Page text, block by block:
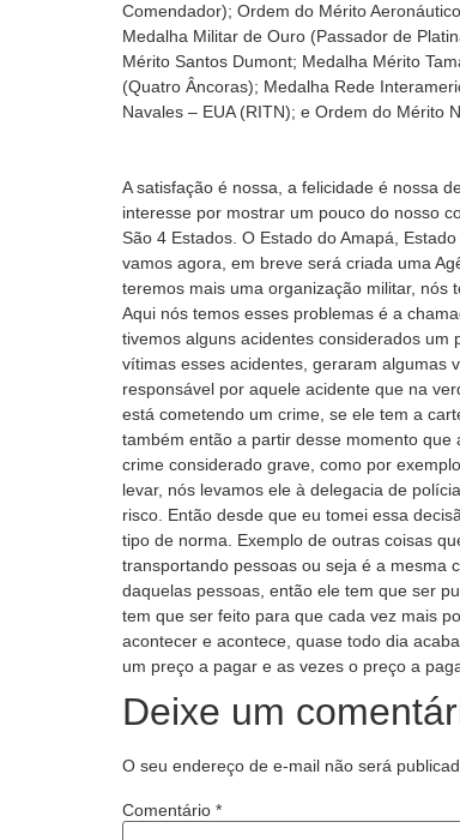
Comendador); Ordem do Mérito
Medalha Militar de Ouro (Passador de
Mérito Santos Dumont; Medalha Mérito
(Quatro Âncoras); Medalha Rede
Navales – EUA (RITN); e Ordem do Mérito
A satisfação é nossa, a felicidade é nossa
interesse por mostrar um pouco do nosso
São 4 Estados. O Estado do Amapá,
vamos agora, em breve será criada uma
teremos mais uma organização militar, nós
Aqui nós temos esses problemas é a
tivemos alguns acidentes considerados
vítimas esses acidentes, geraram algumas
responsável por aquele acidente que na
está cometendo um crime, se ele tem a
também então a partir desse momento
crime considerado grave, como por
levar, nós levamos ele à delegacia de
risco. Então desde que eu tomei essa
tipo de norma. Exemplo de outras coisas
transportando pessoas ou seja é a mesma
daquelas pessoas, então ele tem que ser
tem que ser feito para que cada vez mais
acontecer e acontece, quase todo dia
um preço a pagar e as vezes o preço a
Deixe um
O seu endereço de e-mail não será
Comentário *